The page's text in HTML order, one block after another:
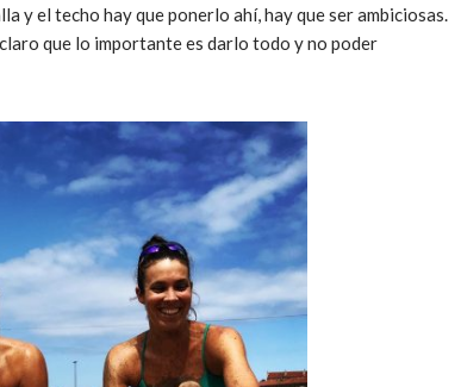
y el techo hay que ponerlo ahí, hay que ser ambiciosas.
que lo importante es darlo todo y no poder